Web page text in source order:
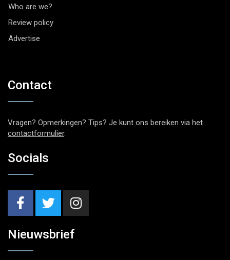
Who are we?
Review policy
Advertise
Contact
Vragen? Opmerkingen? Tips? Je kunt ons bereiken via het
contactformulier.
Socials
Nieuwsbrief